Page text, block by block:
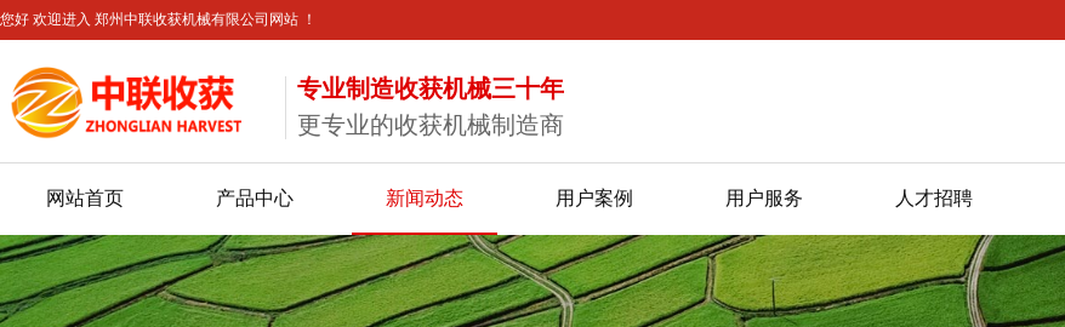
您好 欢迎进入 郑州中联收获机械有限公司网站 ！
专业制造收获机械三十年
更专业的收获机械制造商
网站首页 产品中心 新闻动态 用户案例 用户服务 人才招聘